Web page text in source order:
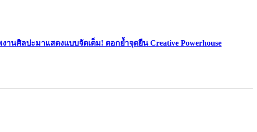
นศิลปะมาแสดงแบบจัดเต็ม! ตอกย้ำจุดยืน Creative Powerhouse